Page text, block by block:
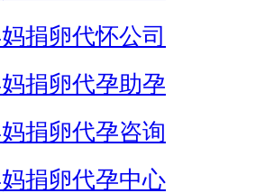
捐卵代怀公司
捐卵代孕助孕
捐卵代孕咨询
捐卵代孕中心